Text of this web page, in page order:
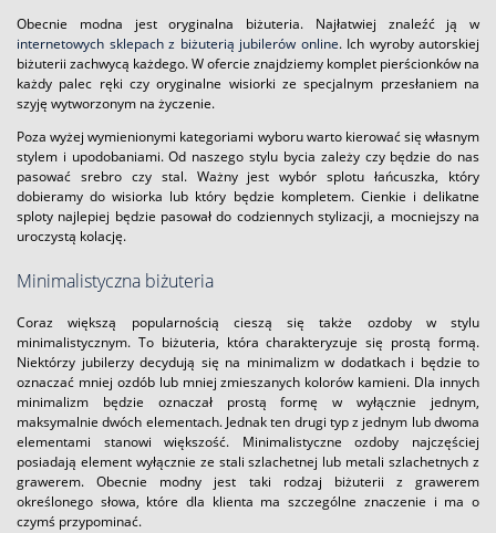
Obecnie modna jest oryginalna biżuteria. Najłatwiej znaleźć ją w
internetowych sklepach z biżuterią jubilerów online. Ich wyroby autorskiej
biżuterii zachwycą każdego. W ofercie znajdziemy komplet pierścionków na
każdy palec ręki czy oryginalne wisiorki ze specjalnym przesłaniem na
szyję wytworzonym na życzenie.
Poza wyżej wymienionymi kategoriami wyboru warto kierować się własnym
stylem i upodobaniami. Od naszego stylu bycia zależy czy będzie do nas
pasować srebro czy stal. Ważny jest wybór splotu łańcuszka, który
dobieramy do wisiorka lub który będzie kompletem. Cienkie i delikatne
sploty najlepiej będzie pasował do codziennych stylizacji, a mocniejszy na
uroczystą kolację.
Minimalistyczna biżuteria
Coraz większą popularnością cieszą się także ozdoby w stylu
minimalistycznym. To biżuteria, która charakteryzuje się prostą formą.
Niektórzy jubilerzy decydują się na minimalizm w dodatkach i będzie to
oznaczać mniej ozdób lub mniej zmieszanych kolorów kamieni. Dla innych
minimalizm będzie oznaczał prostą formę w wyłącznie jednym,
maksymalnie dwóch elementach. Jednak ten drugi typ z jednym lub dwoma
elementami stanowi większość. Minimalistyczne ozdoby najczęściej
posiadają element wyłącznie ze stali szlachetnej lub metali szlachetnych z
grawerem. Obecnie modny jest taki rodzaj biżuterii z grawerem
określonego słowa, które dla klienta ma szczególne znaczenie i ma o
czymś przypominać.